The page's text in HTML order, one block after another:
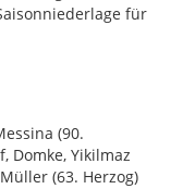
für
(90.
Domke, Yikilmaz
(63. Herzog)